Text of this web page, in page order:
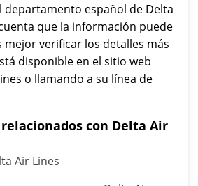
departamento español de Delta
que la información puede
mejor verificar los detalles más
disponible en el sitio web
o llamando a su línea de
con Delta Air
Air Lines